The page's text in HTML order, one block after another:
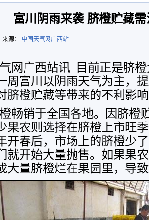
富川阴雨来袭 脐橙贮藏需
源： 中国天气网广西站
网广西站讯 目前正是脐
周富川以阴雨天气为主，
脐橙贮藏等带来的不利影
畅销于全国各地。因脐橙
果农则选择在脐橙上市旺
开春后，市场上的脐橙少
就开始大量抛售。如果果
大量脐橙烂在果园里，导